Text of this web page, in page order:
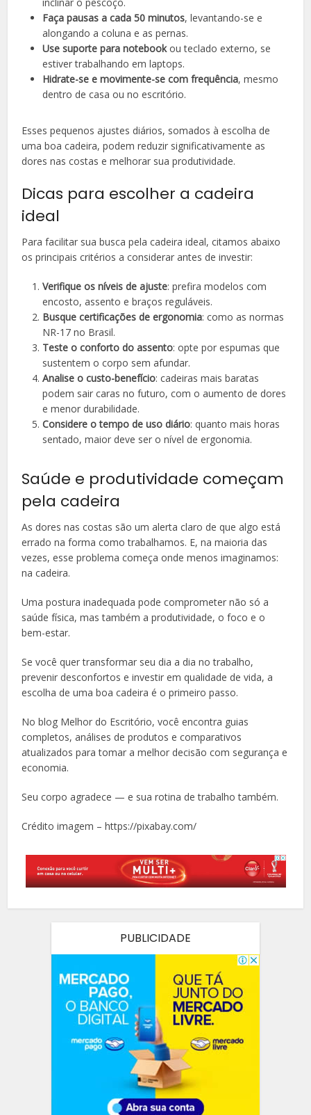
Faça pausas a cada 50 minutos, levantando-se e
alongando a coluna e as pernas.
Use suporte para notebookou teclado externo, se
estiver trabalhando em laptops.
Hidrate-se e movimente-se com frequência, mesmo
dentro de casa ou no escritório.
Esses pequenos ajustes diários, somados à escolha de
uma boa cadeira, podem reduzir significativamente as
dores nas costas e melhorar sua produtividade.
Dicas para escolher a cadeira
ideal
Para facilitar sua busca pela cadeira ideal, citamos abaixo
os principais critérios a considerar antes de investir:
Verifique os níveis de ajuste: prefira modelos com
encosto, assento e braços reguláveis.
Busque certificações de ergonomia: como as normas
NR-17 no Brasil.
Teste o conforto do assento: opte por espumas que
sustentem o corpo sem afundar.
Analise o custo-benefício: cadeiras mais baratas
podem sair caras no futuro, com o aumento de dores
e menor durabilidade.
Considere o tempo de uso diário: quanto mais horas
sentado, maior deve ser o nível de ergonomia.
Saúde e produtividade começam
pela cadeira
As dores nas costas são um alerta claro de que algo está
errado na forma como trabalhamos. E, na maioria das
vezes, esse problema começa onde menos imaginamos:
na cadeira.
Uma postura inadequada pode comprometer não só a
saúde física, mas também a produtividade, o foco e o
bem-estar.
Se você quer transformar seu dia a dia no trabalho,
prevenir desconfortos e investir em qualidade de vida, a
escolha de uma boa cadeira é o primeiro passo.
No blog Melhor do Escritório, você encontra guias
completos, análises de produtos e comparativos
atualizados para tomar a melhor decisão com segurança e
economia.
Seu corpo agradece — e sua rotina de trabalho também.
Crédito imagem – https://pixabay.com/
PUBLICIDADE